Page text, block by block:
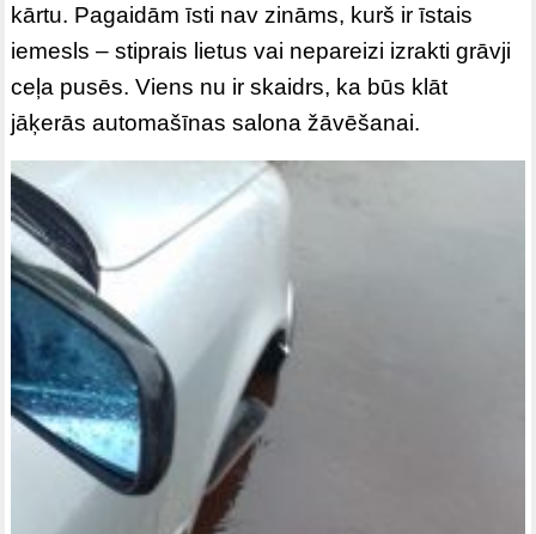
kārtu. Pagaidām īsti nav zināms, kurš ir īstais
iemesls – stiprais lietus vai nepareizi izrakti grāvji
ceļa pusēs. Viens nu ir skaidrs, ka būs klāt
jāķerās automašīnas salona žāvēšanai.